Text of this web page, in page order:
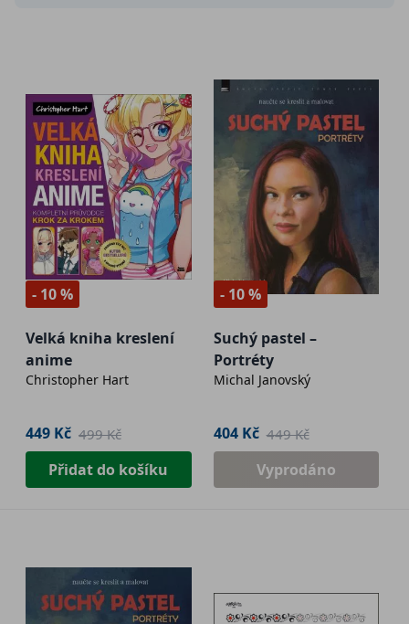
- 10 %
Velká kniha kreslení
anime
Christopher Hart
449 Kč 499 Kč
Přidat do košíku
- 10 %
Suchý pastel –
Portréty
Michal Janovský
404 Kč 449 Kč
Vyprodáno